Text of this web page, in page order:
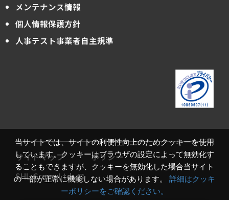
当サイトでは、サイトの利便性向上のためクッキーを使用
しています。クッキーはブラウザの設定によって無効化す
ることもできますが、クッキーを無効化した場合当サイト
の一部が正常に機能しない場合があります。
詳細はクッキ
ーポリシーをご確認ください。
メンテナンス情報
個人情報保護方針
人事テスト事業者自主規準
サイトマップ
ポリシー
SHL Group Ltd.